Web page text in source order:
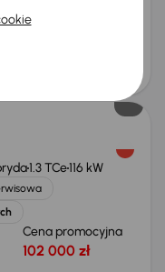
1.3 TCe116 kW
Cena promocyjna
102 000 zł